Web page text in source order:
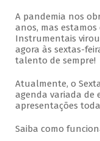
A pandemia nos
anos, mas
Instrumentais
agora às sextas-
talento de sempre!
Atualmente, o
agenda variada de
apresentações
Saiba como